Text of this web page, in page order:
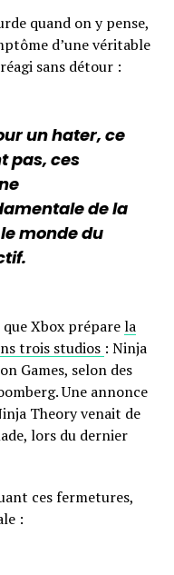
quand on y pense,
d’une véritable
sans détour :
un hater, ce
pas, ces
de la
monde du
Xbox préparela
trois studios : Ninja
Games, selon des
Une annonce
Theory venait de
lors du dernier
ces fermetures,
: